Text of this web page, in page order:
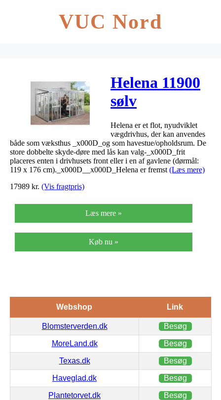
VUC Nord
Helena 11900
sølv
Helena er et flot, nyudviklet
vægdrivhus, der kan anvendes
både som væksthus _x000D_og som havestue/opholdsrum. De
store dobbelte skyde-døre med lås kan valg-_x000D_frit
placeres enten i drivhusets front eller i en af gavlene (dørmål:
119 x 176 cm)._x000D__x000D_Helena er fremst (Læs mere)
17989 kr. (Vis fragtpris)
Læs mere »
Køb nu »
Webshop Link
Blomsterverden.dk Besøg
MoreLand.dk Besøg
Texas.dk Besøg
Haveglad.dk Besøg
Plantetorvet.dk Besøg